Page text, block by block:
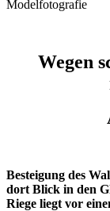
Wegen
Besteigung des
dort Blick in den
Riege liegt vor